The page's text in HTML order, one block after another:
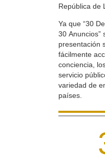
República de
Ya que “30
30 Anuncios”
presentación
fácilmente
conciencia,
servicio
variedad de
países.